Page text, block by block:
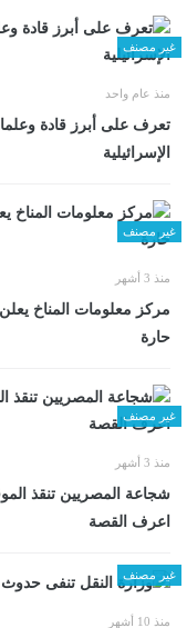
غير مصنف
منذ عام واحد
تعرف على أبرز قادة
الإسرائيلية
غير مصنف
منذ 3 أشهر
مركز معلومات المناخ
حارة
غير مصنف
منذ 3 أشهر
شجاعة المصريين تنقذ
اعرف القصة
غير مصنف
منذ 10 أشهر